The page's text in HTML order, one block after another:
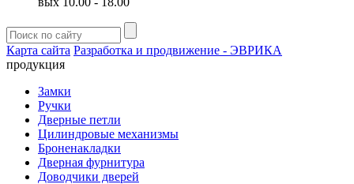
Карта сайта Разработка и продвижение - ЭВРИКА
продукция
Замки
Ручки
Дверные петли
Цилиндровые механизмы
Броненакладки
Дверная фурнитура
Доводчики дверей